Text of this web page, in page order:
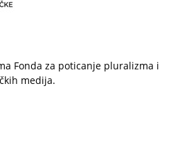
Fonda za poticanje pluralizma i
medija.